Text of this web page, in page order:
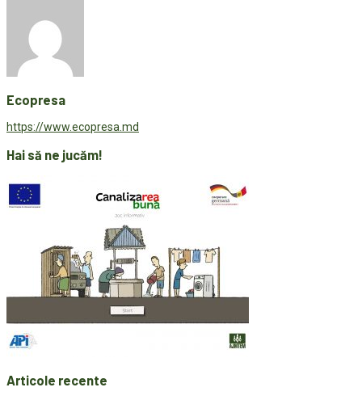
Ecopresa
https://www.ecopresa.md
Hai să ne jucăm!
Articole recente